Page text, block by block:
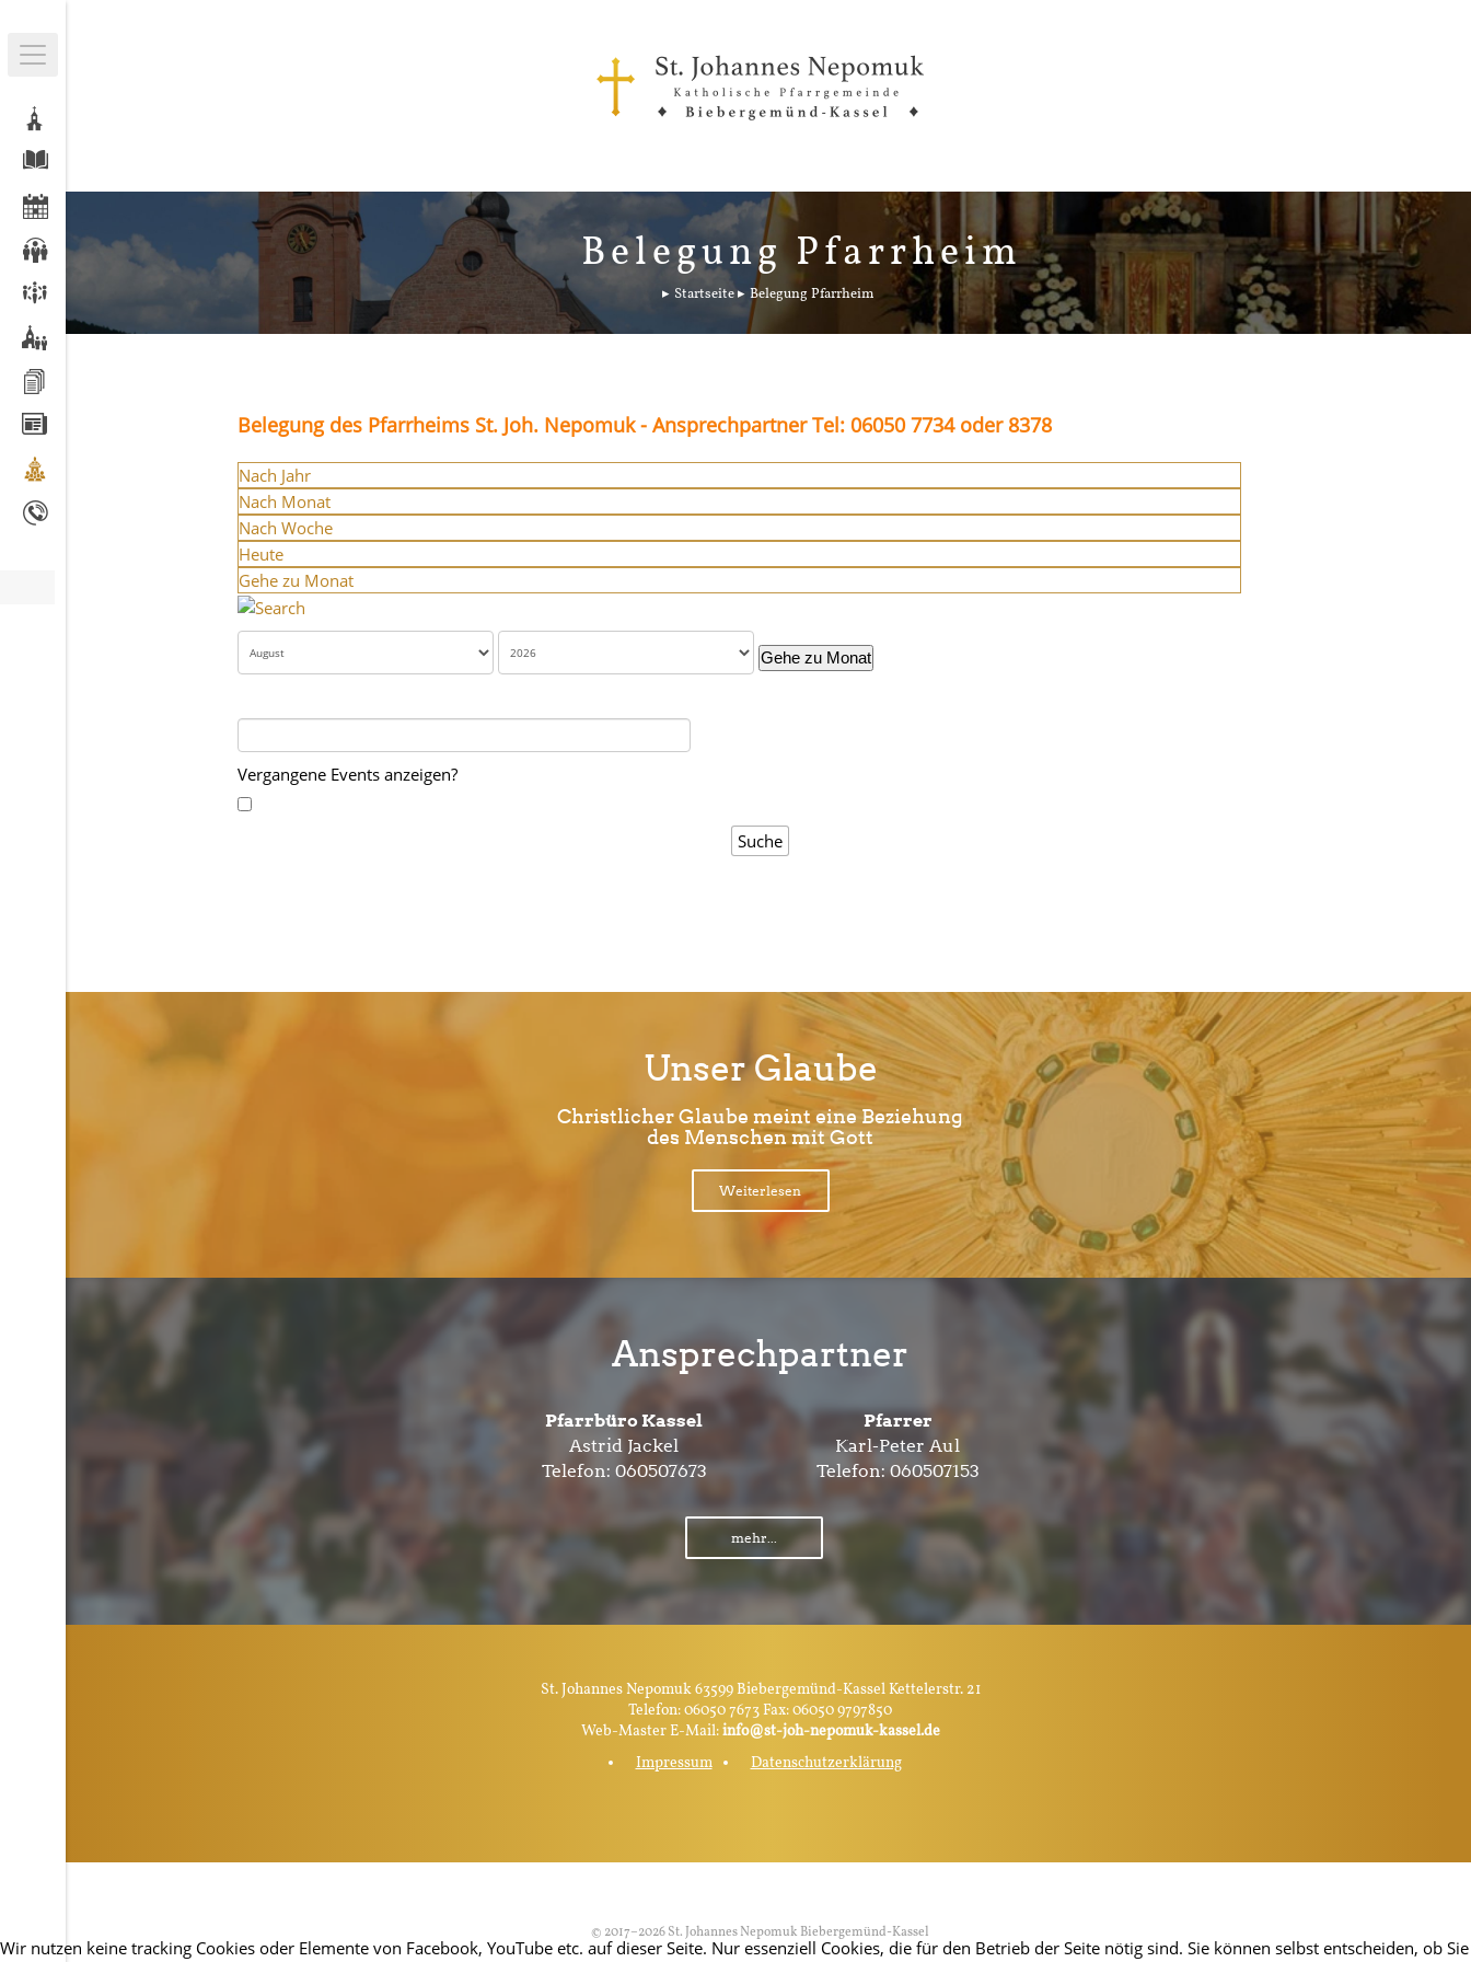
Belegung Pfarrheim
Startseite Belegung Pfarrheim
Belegung des Pfarrheims St. Joh. Nepomuk - Ansprechpartner Tel: 06050 7734 oder 8378
Nach Jahr
Nach Monat
Nach Woche
Heute
Gehe zu Monat
Gehe zu Monat
Vergangene Events anzeigen?
Unser Glaube
Christlicher Glaube meint eine Beziehung
des Menschen mit Gott
Weiterlesen
Ansprechpartner
Pfarrbüro Kassel
Astrid Jackel
Telefon: 060507673
Pfarrer
Karl-Peter Aul
Telefon:060507153
mehr...
St. Johannes Nepomuk 63599 Biebergemünd-Kassel Kettelerstr. 21
Telefon: 06050 7673 Fax: 06050 9797850
Web-Master E-Mail:info@st-joh-nepomuk-kassel.de
Impressum
Datenschutzerklärung
© 2017–2026 St. Johannes Nepomuk Biebergemünd-Kassel
Wir nutzen keine tracking Cookies oder Elemente von Facebook, YouTube etc. auf dieser Seite. Nur essenziell Cookies, die für den Betrieb der Seite nötig sind. Sie können selbst entscheiden, ob Sie